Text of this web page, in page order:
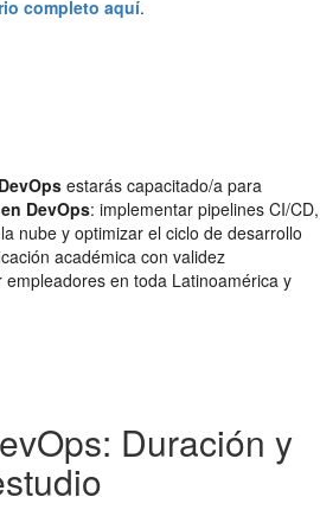
completo aquí.
estarás capacitado/a para
DevOps: implementar pipelines CI/CD,
nube y optimizar el ciclo de desarrollo
académica con validez
en toda Latinoamérica y
Duración y